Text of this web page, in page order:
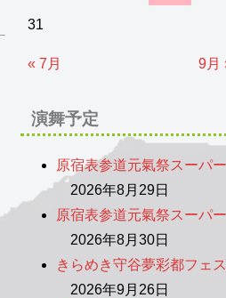
31
« 7月 9月
演舞予定
原宿表参道元氣祭スーパ
2026年8月29日
原宿表参道元氣祭スーパ
2026年8月30日
きらめき守谷夢彩都フェ
2026年9月26日